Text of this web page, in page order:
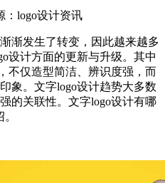
：logo设计资讯
渐发生了转变，因此越来越多
设计方面的更新与升级。其中
不仅造型简洁、辨识度强，而
象。文字logo设计趋势大多数
的关联性。文字logo设计有哪